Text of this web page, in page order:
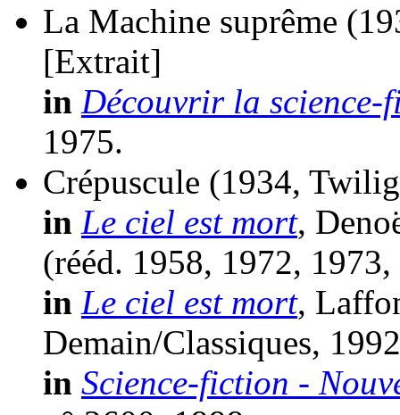
La Machine suprême
[Extrait]
in Découvrir la science-
1975.
Crépuscule (1934,
in Le ciel est mort,
(rééd. 1958, 1972,
in Le ciel est mort,
Demain/Classiques,
in Science-fiction -